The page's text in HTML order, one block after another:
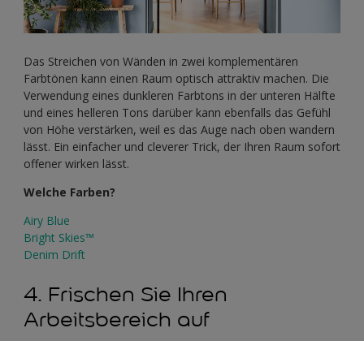
Das Streichen von Wänden in zwei komplementären
Farbtönen kann einen Raum optisch attraktiv machen. Die
Verwendung eines dunkleren Farbtons in der unteren Hälfte
und eines helleren Tons darüber kann ebenfalls das Gefühl
von Höhe verstärken, weil es das Auge nach oben wandern
lässt. Ein einfacher und cleverer Trick, der Ihren Raum sofort
offener wirken lässt.
Welche Farben?
Airy Blue
Bright Skies™
Denim Drift
4. Frischen Sie Ihren
Arbeitsbereich auf